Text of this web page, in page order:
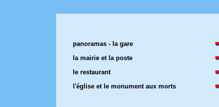
panoramas - la gare
la mairie et la poste
le restaurant
l'église et le monument aux morts